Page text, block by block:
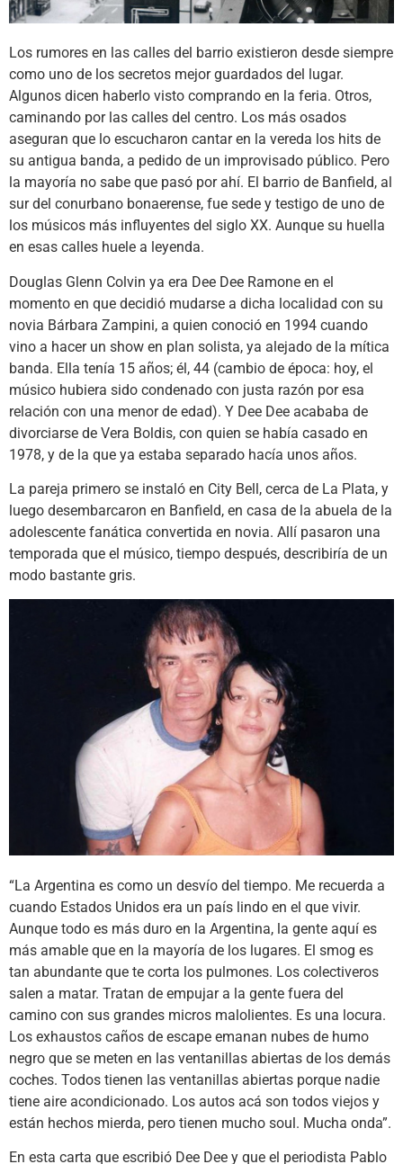
Los rumores en las calles del barrio existieron desde siempre
como uno de los secretos mejor guardados del lugar.
Algunos dicen haberlo visto comprando en la feria. Otros,
caminando por las calles del centro. Los más osados
aseguran que lo escucharon cantar en la vereda los hits de
su antigua banda, a pedido de un improvisado público. Pero
la mayoría no sabe que pasó por ahí. El barrio de Banfield, al
sur del conurbano bonaerense, fue sede y testigo de uno de
los músicos más influyentes del siglo XX. Aunque su huella
en esas calles huele a leyenda.
Douglas Glenn Colvin ya era Dee Dee Ramone en el
momento en que decidió mudarse a dicha localidad con su
novia Bárbara Zampini, a quien conoció en 1994 cuando
vino a hacer un show en plan solista, ya alejado de la mítica
banda. Ella tenía 15 años; él, 44 (cambio de época: hoy, el
músico hubiera sido condenado con justa razón por esa
relación con una menor de edad). Y Dee Dee acababa de
divorciarse de Vera Boldis, con quien se había casado en
1978, y de la que ya estaba separado hacía unos años.
La pareja primero se instaló en City Bell, cerca de La Plata, y
luego desembarcaron en Banfield, en casa de la abuela de la
adolescente fanática convertida en novia. Allí pasaron una
temporada que el músico, tiempo después, describiría de un
modo bastante gris.
“La Argentina es como un desvío del tiempo. Me recuerda a
cuando Estados Unidos era un país lindo en el que vivir.
Aunque todo es más duro en la Argentina, la gente aquí es
más amable que en la mayoría de los lugares. El smog es
tan abundante que te corta los pulmones. Los colectiveros
salen a matar. Tratan de empujar a la gente fuera del
camino con sus grandes micros malolientes. Es una locura.
Los exhaustos caños de escape emanan nubes de humo
negro que se meten en las ventanillas abiertas de los demás
coches. Todos tienen las ventanillas abiertas porque nadie
tiene aire acondicionado. Los autos acá son todos viejos y
están hechos mierda, pero tienen mucho soul. Mucha onda”.
En esta carta que escribió Dee Dee y que el periodista Pablo